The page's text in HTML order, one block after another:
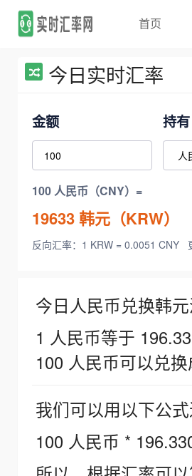
首页
今日实时汇率
金额 持有
100 人民币（CNY）=
19633韩元（KRW）
反向汇率：1 KRW = 0.0051 CNY
今日人民币兑换韩元
1 人民币等于
100 人民币可以兑换
我们可以用以下公式
100 人民币 *